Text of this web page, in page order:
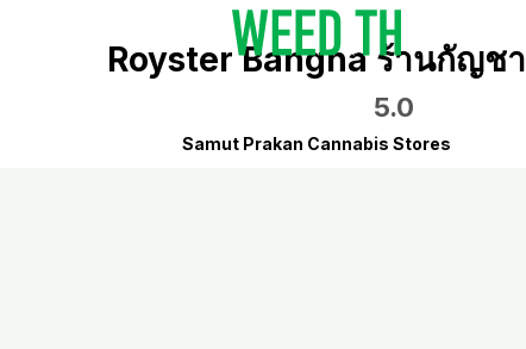
Royster Bangna ร้านกัญชา
5.0
Samut Prakan Cannabis Stores